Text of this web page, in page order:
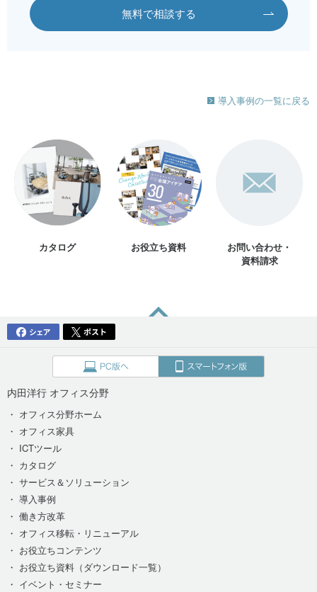
無料で相談する
導入事例の一覧に戻る
カタログ お役立ち資料
お問い合わせ・
資料請求
内田洋行 オフィス分野
・ オフィス分野ホーム
・ オフィス家具
・ ICTツール
・ カタログ
・ サービス＆ソリューション
・ 導入事例
・ 働き方改革
・ オフィス移転・リニューアル
・ お役立ちコンテンツ
・ お役立ち資料（ダウンロード一覧）
・ イベント・セミナー